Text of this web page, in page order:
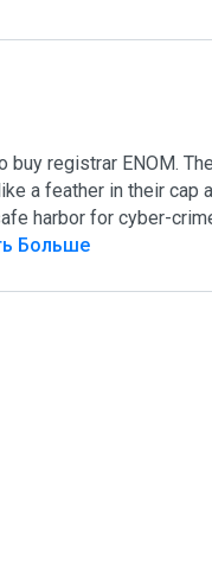
registrar ENOM.
a feather in their cap
harbor for cyber-
Больше